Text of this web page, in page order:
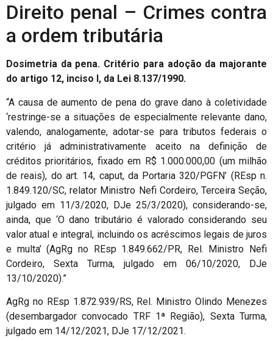
Direito penal – Crimes contra
a ordem tributária
Dosimetria da pena. Critério para adoção da majorante
do artigo 12, inciso I, da Lei 8.137/1990.
“A causa de aumento de pena do grave dano à coletividade
‘restringe-se a situações de especialmente relevante dano,
valendo, analogamente, adotar-se para tributos federais o
critério já administrativamente aceito na definição de
créditos prioritários, fixado em R$ 1.000.000,00 (um milhão
de reais), do art. 14, caput, da Portaria 320/PGFN’ (REsp n.
1.849.120/SC, relator Ministro Nefi Cordeiro, Terceira Seção,
julgado em 11/3/2020, DJe 25/3/2020), considerando-se,
ainda, que ‘O dano tributário é valorado considerando seu
valor atual e integral, incluindo os acréscimos legais de juros
e multa’ (AgRg no REsp 1.849.662/PR, Rel. Ministro Nefi
Cordeiro, Sexta Turma, julgado em 06/10/2020, DJe
13/10/2020).”
AgRg no REsp 1.872.939/RS, Rel. Ministro Olindo Menezes
(desembargador convocado TRF 1ª Região), Sexta Turma,
julgado em 14/12/2021, DJe 17/12/2021.